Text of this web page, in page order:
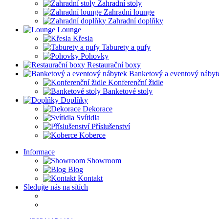
Zahradní stoly
Zahradní lounge
Zahradní doplňky
Lounge
Křesla
Taburety a pufy
Pohovky
Restaurační boxy
Banketový a eventový
Konferenční židle
Banketové stoly
Doplňky
Dekorace
Svítidla
Příslušenství
Koberce
Informace
Showroom
Blog
Kontakt
Sledujte nás na sítích